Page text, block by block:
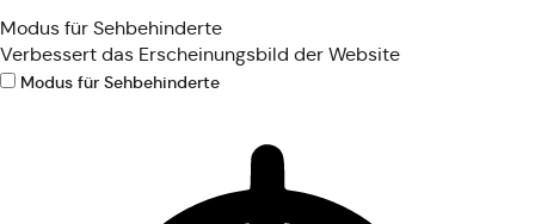
Modus für Sehbehinderte
Verbessert das Erscheinungsbild der Website
Modus für Sehbehinderte